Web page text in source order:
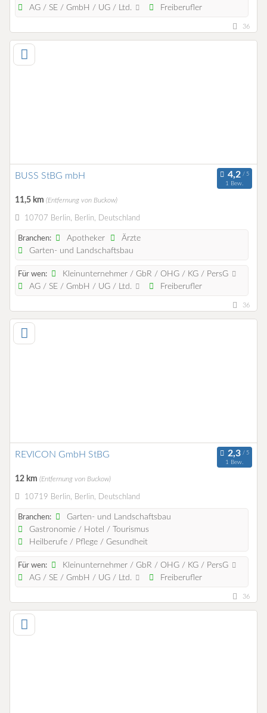
AG / SE / GmbH / UG / Ltd.
Freiberufler
36
BUSS StBG mbH
1 Bew.
11,5 km (Entfernung von Buckow)
10707 Berlin, Berlin, Deutschland
Branchen: Apotheker
Ärzte
Garten- und Landschaftsbau
Für wen:
Kleinunternehmer / GbR / OHG / KG / PersG
AG / SE / GmbH / UG / Ltd.
Freiberufler
36
REVICON GmbH StBG
1 Bew.
12 km (Entfernung von Buckow)
10719 Berlin, Berlin, Deutschland
Branchen:
Garten- und Landschaftsbau
Gastronomie / Hotel / Tourismus
Heilberufe / Pflege / Gesundheit
Für wen:
Kleinunternehmer / GbR / OHG / KG / PersG
AG / SE / GmbH / UG / Ltd.
Freiberufler
36